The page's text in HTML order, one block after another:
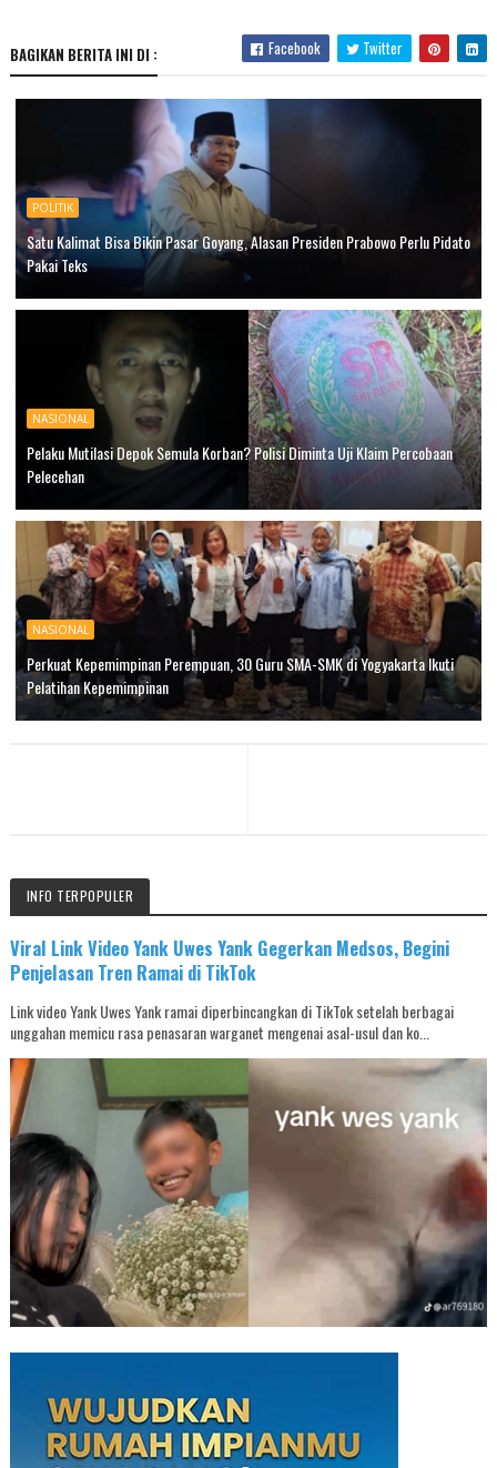
BAGIKAN BERITA INI DI : Facebook Twitter
POLITIK
Satu Kalimat Bisa Bikin Pasar Goyang, Alasan Presiden Prabowo Perlu Pidato
Pakai Teks
NASIONAL
Pelaku Mutilasi Depok Semula Korban? Polisi Diminta Uji Klaim Percobaan
Pelecehan
NASIONAL
Perkuat Kepemimpinan Perempuan, 30 Guru SMA-SMK di Yogyakarta Ikuti
Pelatihan Kepemimpinan
INFO TERPOPULER
Viral Link Video Yank Uwes Yank Gegerkan Medsos, Begini
Penjelasan Tren Ramai di TikTok
Link video Yank Uwes Yank ramai diperbincangkan di TikTok setelah berbagai
unggahan memicu rasa penasaran warganet mengenai asal-usul dan ko...